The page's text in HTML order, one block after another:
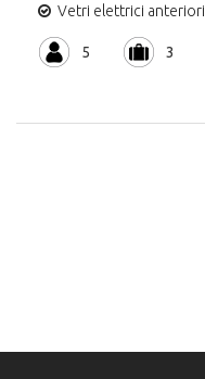
Vetri elettrici anteriori
5 3